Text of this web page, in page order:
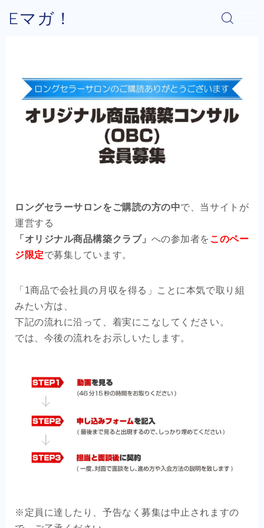
Eマガ！
OEM商品×Yahoo!
OEM商品×楽天
クライアントの声
お問い合わせ
ロングセラーサロンをご購読の方の中で、当サイトが
運営する
「オリジナル商品構築クラブ」 への参加者を このペー
ジ限定で募集しています。
「1商品で会社員の月収を得る」ことに本気で取り組
みたい方は、
下記の流れに沿って、着実にこなしてください。
では、今後の流れをお示しいたします。
※定員に達したり、予告なく募集は中止されますの